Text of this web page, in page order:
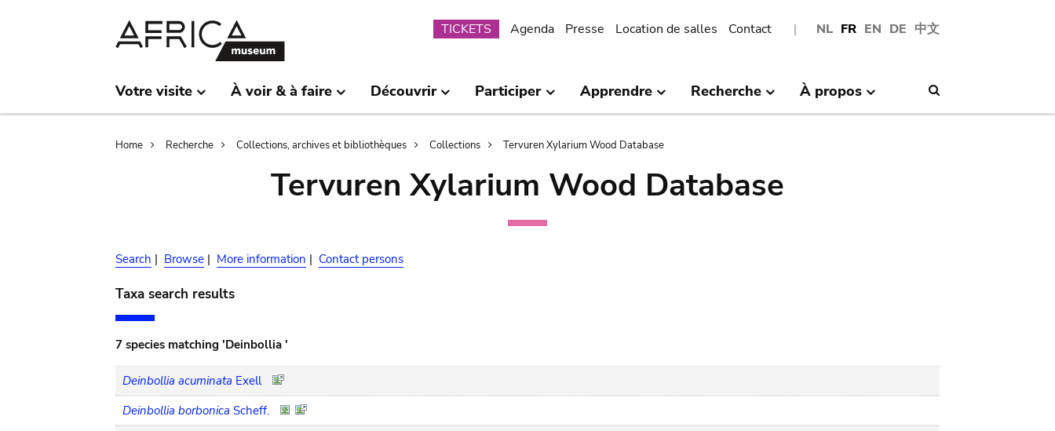
NL FR EN DE 中文
Submenu
TICKETS Agenda Presse Location de salles Contact
Votre visite À voir & à faire Découvrir Participer Apprendre Recherche À propos
Breadcrumb
Home Recherche Collections, archives et bibliothèques Collections Tervuren Xylarium Wood Database
Tervuren Xylarium Wood Database
Search | Browse | More information | Contact persons
Taxa search results
7 species matching 'Deinbollia '
Deinbollia acuminata Exell
Deinbollia borbonica Scheff.